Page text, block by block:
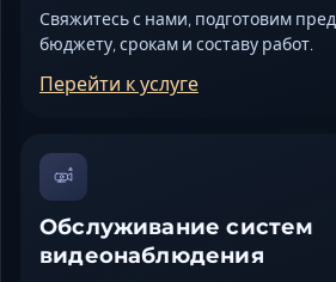
Свяжитесь с нами, подготовим
бюджету, срокам и составу работ.
Перейти к услуге
Обслуживание систем
видеонаблюдения